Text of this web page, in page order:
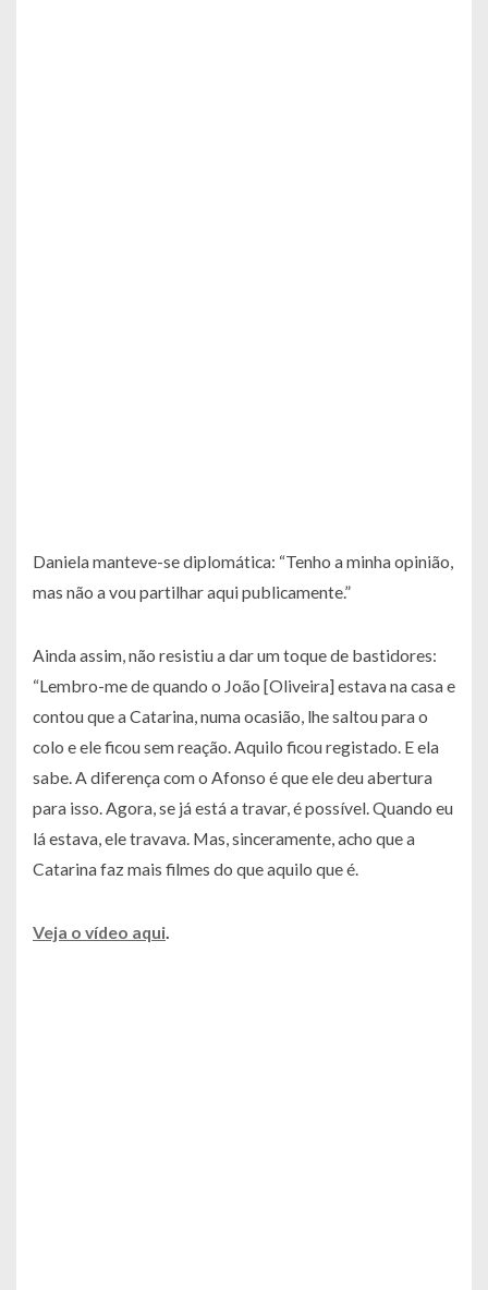
Daniela manteve-se diplomática: “Tenho a minha opinião,
mas não a vou partilhar aqui publicamente.”
Ainda assim, não resistiu a dar um toque de bastidores:
“Lembro-me de quando o João [Oliveira] estava na casa e
contou que a Catarina, numa ocasião, lhe saltou para o
colo e ele ficou sem reação. Aquilo ficou registado. E ela
sabe. A diferença com o Afonso é que ele deu abertura
para isso. Agora, se já está a travar, é possível. Quando eu
lá estava, ele travava. Mas, sinceramente, acho que a
Catarina faz mais filmes do que aquilo que é.
Veja o vídeo aqui.